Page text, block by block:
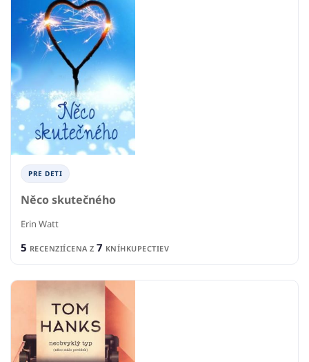
PRE DETI
Něco skutečného
Erin Watt
5 RECENZIÍCENA Z 7 KNÍHKUPECTIEV